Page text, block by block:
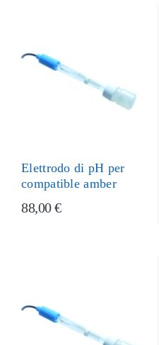
Elettrodo di pH per
compatible amber
88,00 €